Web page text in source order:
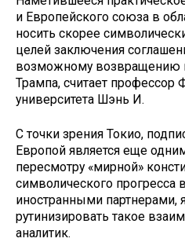
и Европейского союза в
носить скорее
целей заключения
возможному возвращению
Трампа, считает профессор
университета Шэнь И.
С точки зрения Токио,
Европой является еще
пересмотру «мирной»
символического прогресса
иностранными партнерами,
рутинизировать такое
аналитик.